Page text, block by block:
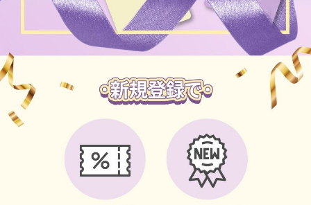
ピンク
乱視用
ケア用品
EYEしてる